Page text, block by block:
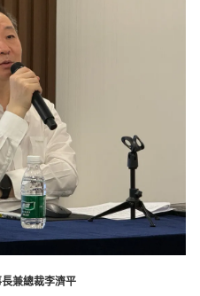
兼總裁李濟平